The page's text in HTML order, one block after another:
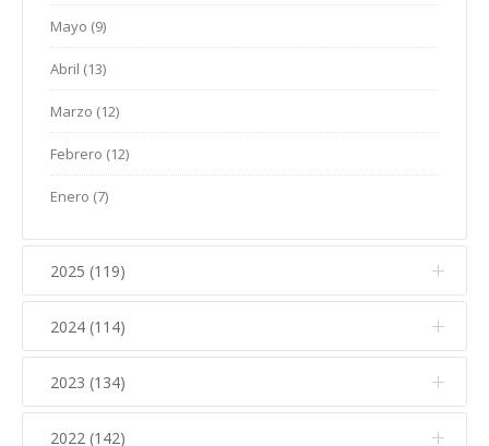
Mayo (9)
Abril (13)
Marzo (12)
Febrero (12)
Enero (7)
2025 (119)
Diciembre (12)
Noviembre (17)
Octubre (15)
2024 (114)
Diciembre (10)
Noviembre (14)
2023 (134)
2022 (142)